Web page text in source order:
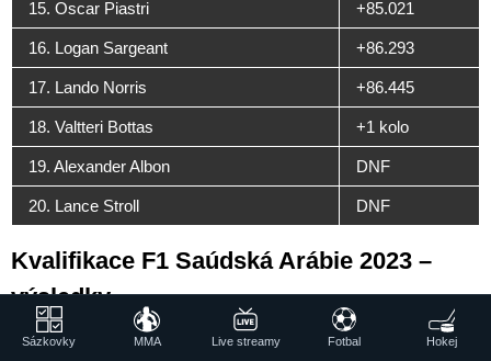
15. Oscar Piastri +85.021
16. Logan Sargeant +86.293
17. Lando Norris +86.445
18. Valtteri Bottas +1 kolo
19. Alexander Albon DNF
20. Lance Stroll DNF
Kvalifikace F1 Saúdská Arábie 2023 –
výsledky
Kvalifikace na Velkou cenu Saúdské Arábie 2023
Sázkovky MMA Live streamy Fotbal Hokej